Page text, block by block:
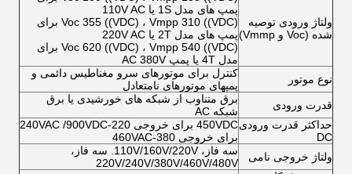
ولتاژ ورودی توصیه
شده (Voc و Vmmp)
پمپ های مدل 1S یا 110V AC
Voc 355 ((VDC) ، Vmpp 310 ((VDC) برای
پمپ های مدل 2T یا 220V AC
Voc 620 ((VDC) ، Vmpp 540 ((VDC) برای
مدل 4T یا پمپ AC 380V
نوع موتور
کنترل برای موتورهای سرو مغناطیس دائمی و
پمپهای موتورهای نامتعادل
قدرت ورودی
برق متناوب از شبکه های خورشیدی یا برق
شبکه AC
حداکثر قدرت ورودی
DC
450VDC برای خروجی 220-240VAC /900VDC
برای خروجی 380-460VAC
ولتاژ خروجی نامی
سه فاز، 110V/160V/220V. سه فاز،
220V/240V/380V/460V/480V